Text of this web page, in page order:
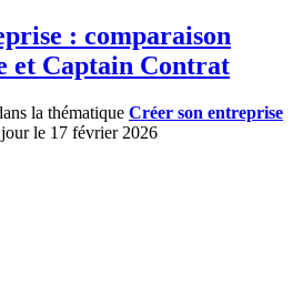
: comparaison
et Captain Contrat
la thématique Créer son entreprise
le 17 février 2026